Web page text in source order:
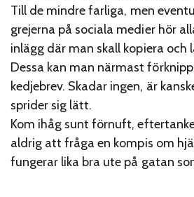
Till de mindre farliga, men
grejerna på sociala medier hör
inlägg där man skall kopiera och
Dessa kan man närmast
kedjebrev. Skadar ingen, är
sprider sig lätt.
Kom ihåg sunt förnuft,
aldrig att fråga en kompis om
fungerar lika bra ute på gatan